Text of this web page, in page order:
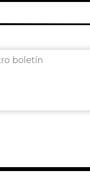
boletín